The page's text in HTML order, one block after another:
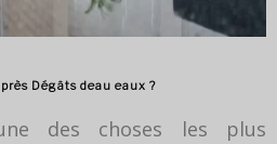
Dégâts deau eaux ?
des choses les plus